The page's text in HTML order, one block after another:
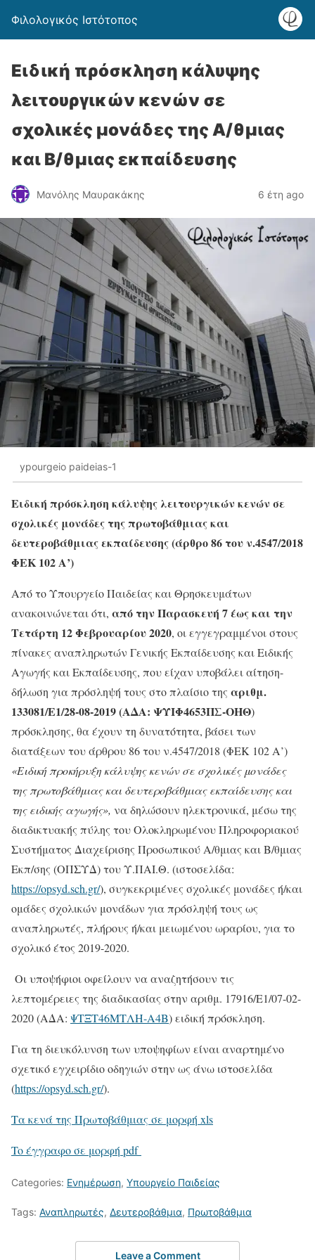
Φιλολογικός Ιστότοπος
Ειδική πρόσκληση κάλυψης
λειτουργικών κενών σε
σχολικές μονάδες της A/θμιας
και Β/θμιας εκπαίδευσης
Μανόλης Μαυρακάκης 6 έτη ago
ypourgeio paideias-1
Ειδική πρόσκληση κάλυψης λειτουργικών κενών σε
σχολικές μονάδες της πρωτοβάθμιας και
δευτεροβάθμιας εκπαίδευσης (άρθρο 86 του ν.4547/2018
ΦΕΚ 102 Α’)
Από το Υπουργείο Παιδείας και Θρησκευμάτων
ανακοινώνεται ότι, από την Παρασκευή 7 έως και την
Τετάρτη 12 Φεβρουαρίου 2020, οι εγγεγραμμένοι στους
πίνακες αναπληρωτών Γενικής Εκπαίδευσης και Ειδικής
Αγωγής και Εκπαίδευσης, που είχαν υποβάλει αίτηση-
δήλωση για πρόσληψή τους στο πλαίσιο της αριθμ.
133081/Ε1/28-08-2019 (ΑΔΑ: ΨΥΙΦ4653ΠΣ-ΟΗΘ)
πρόσκλησης, θα έχουν τη δυνατότητα, βάσει των
διατάξεων του άρθρου 86 του ν.4547/2018 (ΦΕΚ 102 Α’)
«Ειδική προκήρυξη κάλυψης κενών σε σχολικές μονάδες
της πρωτοβάθμιας και δευτεροβάθμιας εκπαίδευσης και
της ειδικής αγωγής», να δηλώσουν ηλεκτρονικά, μέσω της
διαδικτυακής πύλης του Ολοκληρωμένου Πληροφοριακού
Συστήματος Διαχείρισης Προσωπικού Α/θμιας και Β/θμιας
Εκπ/σης (ΟΠΣΥΔ) του Υ.ΠΑΙ.Θ. (ιστοσελίδα:
https://opsyd.sch.gr/), συγκεκριμένες σχολικές μονάδες ή/και
ομάδες σχολικών μονάδων για πρόσληψή τους ως
αναπληρωτές, πλήρους ή/και μειωμένου ωραρίου, για το
σχολικό έτος 2019-2020.
Οι υποψήφιοι οφείλουν να αναζητήσουν τις
λεπτομέρειες της διαδικασίας στην αριθμ. 17916/Ε1/07-02-
2020 (ΑΔΑ: ΨΤΞΤ46ΜΤΛΗ-Α4Β) ειδική πρόσκληση.
Για τη διευκόλυνση των υποψηφίων είναι αναρτημένο
σχετικό εγχειρίδιο οδηγιών στην ως άνω ιστοσελίδα
(https://opsyd.sch.gr/).
Τα κενά της Πρωτοβάθμιας σε μορφή xls
To έγγραφο σε μορφή pdf
Categories: Ενημέρωση, Υπουργείο Παιδείας
Tags: Αναπληρωτές, Δευτεροβάθμια, Πρωτοβάθμια
Leave a Comment